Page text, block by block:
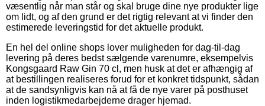
væsentlig når man står og skal bruge dine nye produkter lige
om lidt, og af den grund er det rigtig relevant at vi finder den
estimerede leveringstid for det aktuelle produkt.
En hel del online shops lover muligheden for dag-til-dag
levering på deres bedst sælgende varenumre, eksempelvis
Kongsgaard Raw Gin 70 cl, men husk at det er afhængig af
at bestillingen realiseres forud for et konkret tidspunkt, sådan
at de sandsynligvis kan nå at få de nye varer på posthuset
inden logistikmedarbejderne drager hjemad.